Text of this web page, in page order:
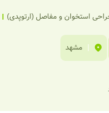
استخوان و مفاصل (ارتوپدی)
| مشهد